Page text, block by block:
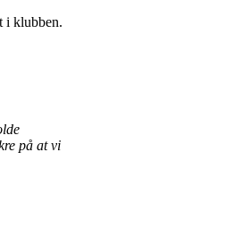
i klubben.
på at vi